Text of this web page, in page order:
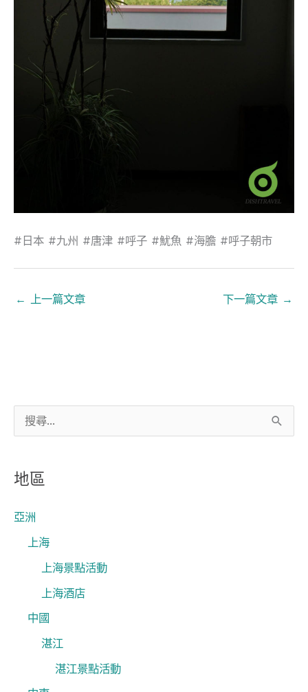
關
鍵
字
地區
亞洲
上海
上海景點活動
上海酒店
中國
湛江
湛江景點活動
#日本 #九州 #唐津 #呼子 #魷魚 #海膽 #呼子朝市
← 上一篇文章 下一篇文章 →